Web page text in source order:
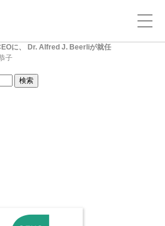
に、 Dr. Alfred J. Beerliが就任
子
検索